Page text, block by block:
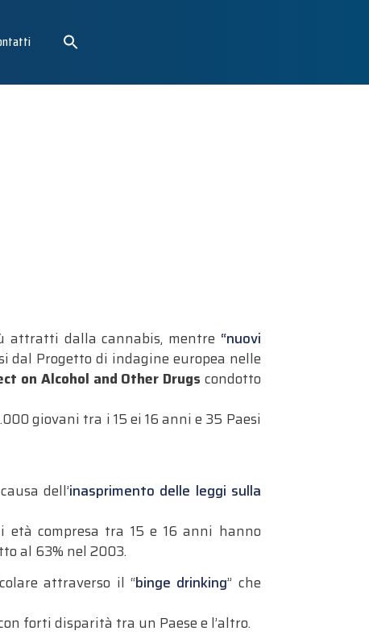
attratti dalla cannabis, mentre “nuovi
dal Progetto di indagine europea nelle
on Alcohol and Other Drugs condotto
giovani tra i 15 ei 16 anni e 35 Paesi
dell’inasprimento delle leggi sulla
compresa tra 15 e 16 anni hanno
al 63% nel 2003.
attraverso il “binge drinking” che
forti disparità tra un Paese e l’altro.